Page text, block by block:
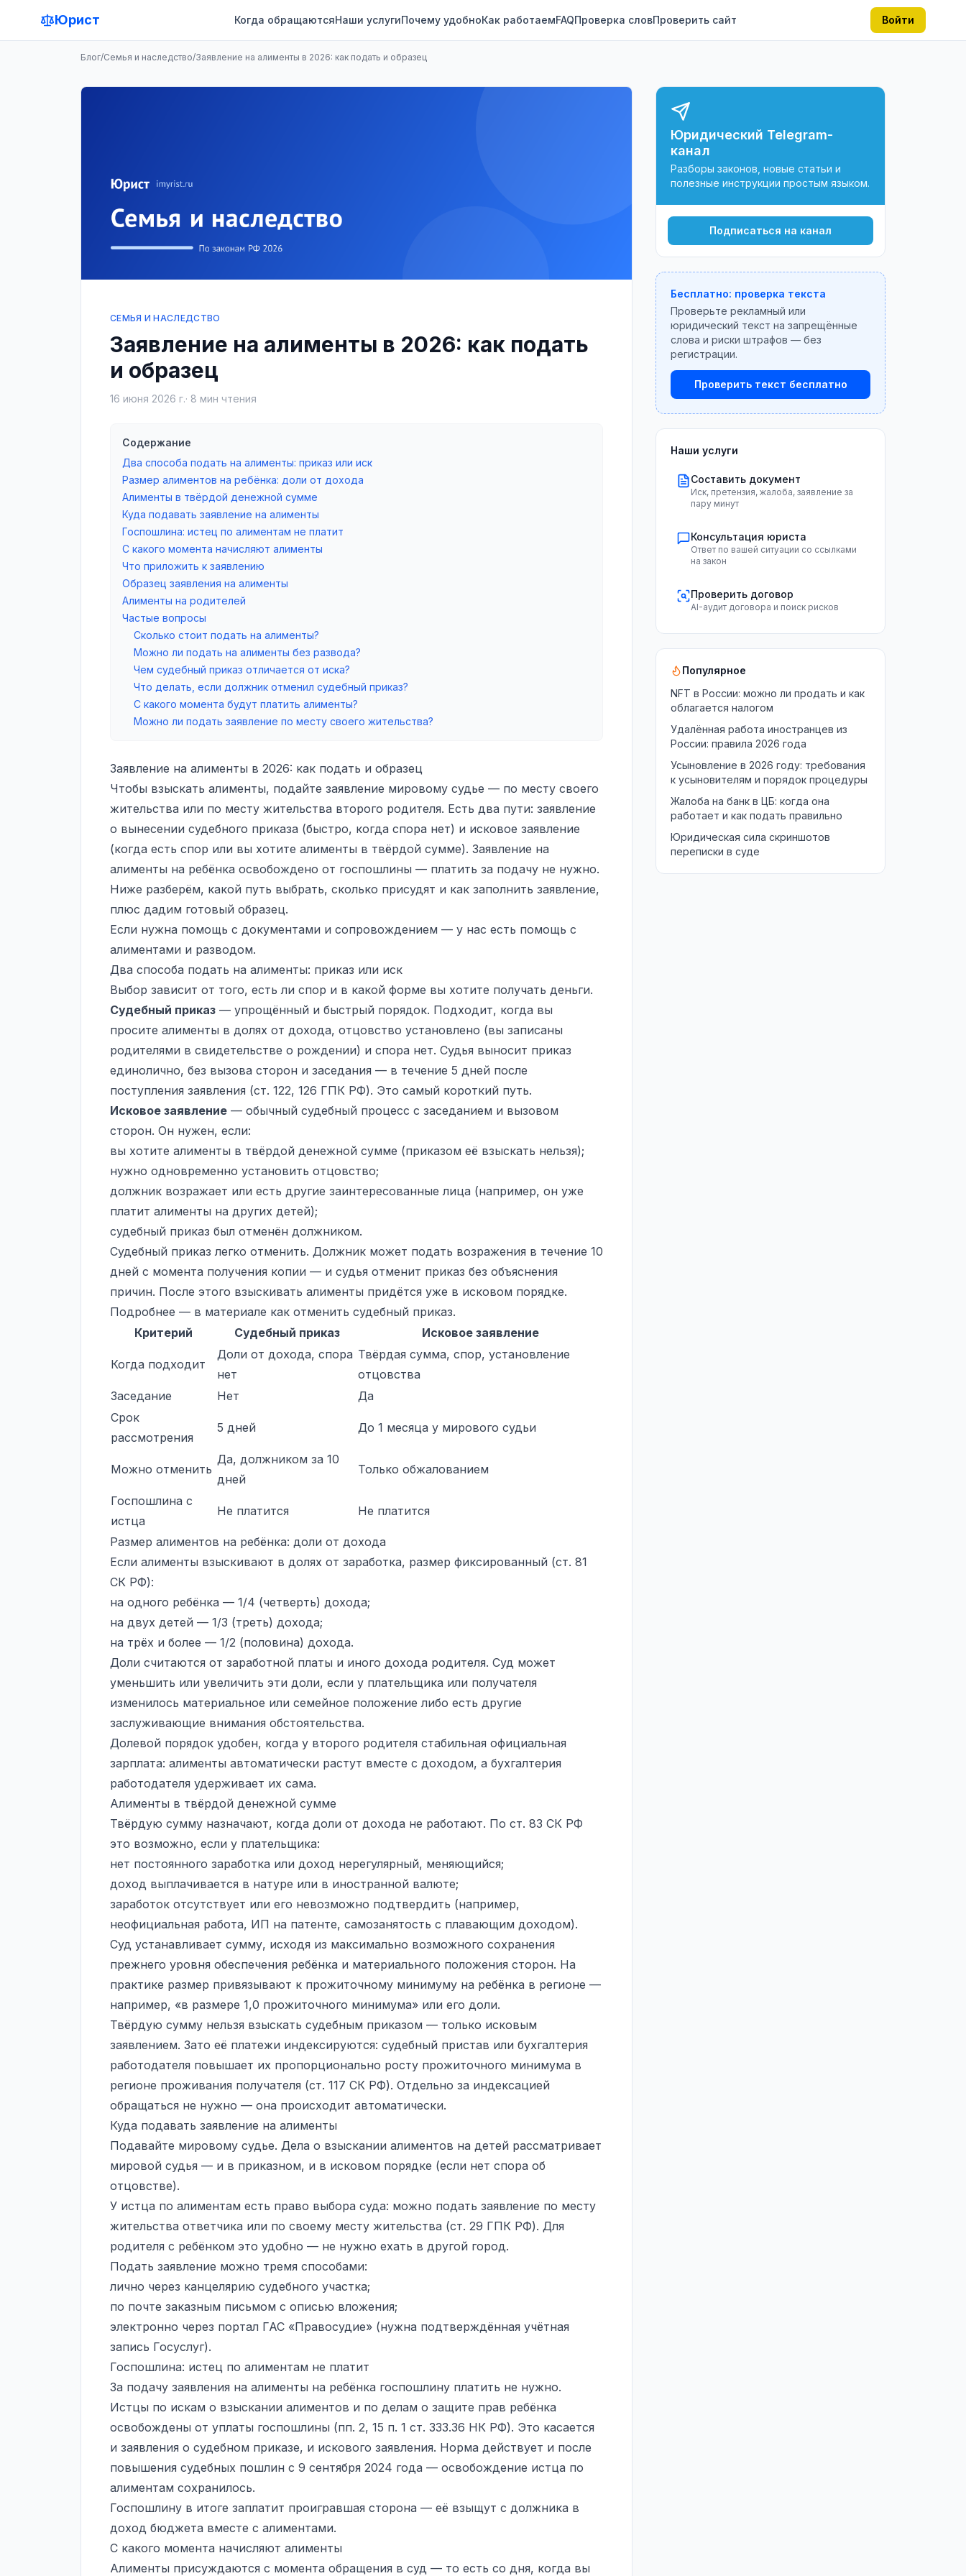
Юрист Когда обращаютсяНаши услугиПочему удобноКак работаемFAQПроверка словПроверить сайт Войти
Блог/Семья и наследство/Заявление на алименты в 2026: как подать и образец
СЕМЬЯ И НАСЛЕДСТВО
Заявление на алименты в 2026: как подать
и образец
16 июня 2026 г.· 8 мин чтения
Содержание
Два способа подать на алименты: приказ или иск
Размер алиментов на ребёнка: доли от дохода
Алименты в твёрдой денежной сумме
Куда подавать заявление на алименты
Госпошлина: истец по алиментам не платит
С какого момента начисляют алименты
Что приложить к заявлению
Образец заявления на алименты
Алименты на родителей
Частые вопросы
Сколько стоит подать на алименты?
Можно ли подать на алименты без развода?
Чем судебный приказ отличается от иска?
Что делать, если должник отменил судебный приказ?
С какого момента будут платить алименты?
Можно ли подать заявление по месту своего жительства?
Заявление на алименты в 2026: как подать и образец
Чтобы взыскать алименты, подайте заявление мировому судье — по месту своего
жительства или по месту жительства второго родителя. Есть два пути: заявление
о вынесении судебного приказа (быстро, когда спора нет) и исковое заявление
(когда есть спор или вы хотите алименты в твёрдой сумме). Заявление на
алименты на ребёнка освобождено от госпошлины — платить за подачу не нужно.
Ниже разберём, какой путь выбрать, сколько присудят и как заполнить заявление,
плюс дадим готовый образец.
Если нужна помощь с документами и сопровождением — у нас есть помощь с
алиментами и разводом.
Два способа подать на алименты: приказ или иск
Выбор зависит от того, есть ли спор и в какой форме вы хотите получать деньги.
Судебный приказ — упрощённый и быстрый порядок. Подходит, когда вы
просите алименты в долях от дохода, отцовство установлено (вы записаны
родителями в свидетельстве о рождении) и спора нет. Судья выносит приказ
единолично, без вызова сторон и заседания — в течение 5 дней после
поступления заявления (ст. 122, 126 ГПК РФ). Это самый короткий путь.
Исковое заявление — обычный судебный процесс с заседанием и вызовом
сторон. Он нужен, если:
вы хотите алименты в твёрдой денежной сумме (приказом её взыскать нельзя);
нужно одновременно установить отцовство;
должник возражает или есть другие заинтересованные лица (например, он уже
платит алименты на других детей);
судебный приказ был отменён должником.
Судебный приказ легко отменить. Должник может подать возражения в течение 10
дней с момента получения копии — и судья отменит приказ без объяснения
причин. После этого взыскивать алименты придётся уже в исковом порядке.
Подробнее — в материале как отменить судебный приказ.
Критерий
Судебный приказ Исковое заявление
Когда подходит
Доли от дохода, спора
нет
Твёрдая сумма, спор, установление
отцовства
Заседание
Нет
Да
Срок
рассмотрения
5 дней До 1 месяца у мирового судьи
Можно отменить
Да, должником за 10
дней
Только обжалованием
Госпошлина с
истца
Не платится Не платится
Размер алиментов на ребёнка: доли от дохода
Если алименты взыскивают в долях от заработка, размер фиксированный (ст. 81
СК РФ):
на одного ребёнка — 1/4 (четверть) дохода;
на двух детей — 1/3 (треть) дохода;
на трёх и более — 1/2 (половина) дохода.
Доли считаются от заработной платы и иного дохода родителя. Суд может
уменьшить или увеличить эти доли, если у плательщика или получателя
изменилось материальное или семейное положение либо есть другие
заслуживающие внимания обстоятельства.
Долевой порядок удобен, когда у второго родителя стабильная официальная
зарплата: алименты автоматически растут вместе с доходом, а бухгалтерия
работодателя удерживает их сама.
Алименты в твёрдой денежной сумме
Твёрдую сумму назначают, когда доли от дохода не работают. По ст. 83 СК РФ
это возможно, если у плательщика:
нет постоянного заработка или доход нерегулярный, меняющийся;
доход выплачивается в натуре или в иностранной валюте;
заработок отсутствует или его невозможно подтвердить (например,
неофициальная работа, ИП на патенте, самозанятость с плавающим доходом).
Суд устанавливает сумму, исходя из максимально возможного сохранения
прежнего уровня обеспечения ребёнка и материального положения сторон. На
практике размер привязывают к прожиточному минимуму на ребёнка в регионе —
например, «в размере 1,0 прожиточного минимума» или его доли.
Твёрдую сумму нельзя взыскать судебным приказом — только исковым
заявлением. Зато её платежи индексируются: судебный пристав или бухгалтерия
работодателя повышает их пропорционально росту прожиточного минимума в
регионе проживания получателя (ст. 117 СК РФ). Отдельно за индексацией
обращаться не нужно — она происходит автоматически.
Куда подавать заявление на алименты
Подавайте мировому судье. Дела о взыскании алиментов на детей рассматривает
мировой судья — и в приказном, и в исковом порядке (если нет спора об
отцовстве).
У истца по алиментам есть право выбора суда: можно подать заявление по месту
жительства ответчика или по своему месту жительства (ст. 29 ГПК РФ). Для
родителя с ребёнком это удобно — не нужно ехать в другой город.
Подать заявление можно тремя способами:
лично через канцелярию судебного участка;
по почте заказным письмом с описью вложения;
электронно через портал ГАС «Правосудие» (нужна подтверждённая учётная
запись Госуслуг).
Госпошлина: истец по алиментам не платит
За подачу заявления на алименты на ребёнка госпошлину платить не нужно.
Истцы по искам о взыскании алиментов и по делам о защите прав ребёнка
освобождены от уплаты госпошлины (пп. 2, 15 п. 1 ст. 333.36 НК РФ). Это касается
и заявления о судебном приказе, и искового заявления. Норма действует и после
повышения судебных пошлин с 9 сентября 2024 года — освобождение истца по
алиментам сохранилось.
Госпошлину в итоге заплатит проигравшая сторона — её взыщут с должника в
доход бюджета вместе с алиментами.
С какого момента начисляют алименты
Алименты присуждаются с момента обращения в суд — то есть со дня, когда вы
Юридический Telegram-
канал
Разборы законов, новые статьи и
полезные инструкции простым языком.
Подписаться на канал
Бесплатно: проверка текста
Проверьте рекламный или
юридический текст на запрещённые
слова и риски штрафов — без
регистрации.
Проверить текст бесплатно
Наши услуги
Составить документ
Иск, претензия, жалоба, заявление за
пару минут
Консультация юриста
Ответ по вашей ситуации со ссылками
на закон
Проверить договор
AI-аудит договора и поиск рисков
Популярное
NFT в России: можно ли продать и как
облагается налогом
Удалённая работа иностранцев из
России: правила 2026 года
Усыновление в 2026 году: требования
к усыновителям и порядок процедуры
Жалоба на банк в ЦБ: когда она
работает и как подать правильно
Юридическая сила скриншотов
переписки в суде